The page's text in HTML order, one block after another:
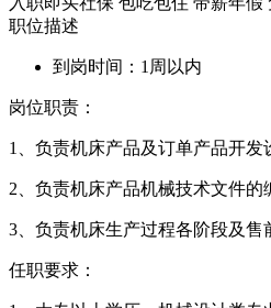
职位描述
到岗时间：1周以内
岗位职责：
1、负责机床产品及订单产品开发
2、负责机床产品机械技术文件的
3、负责机床生产过程各阶段及售
任职要求：